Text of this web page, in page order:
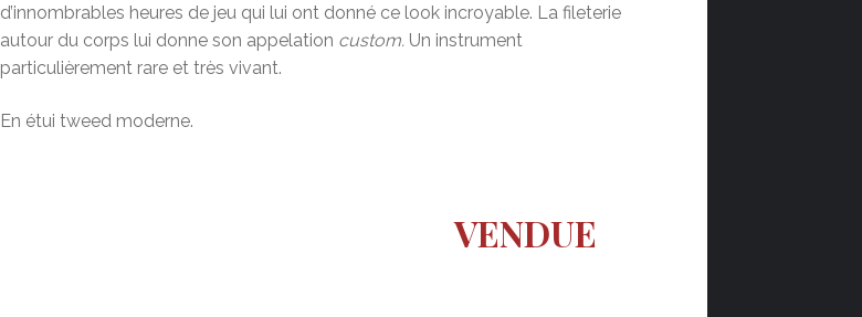
d’innombrables heures de jeu qui lui ont donné ce look incroyable. La fileterie
autour du corps lui donne son appelation custom. Un instrument
particulièrement rare et très vivant.
En étui tweed moderne.
VENDUE